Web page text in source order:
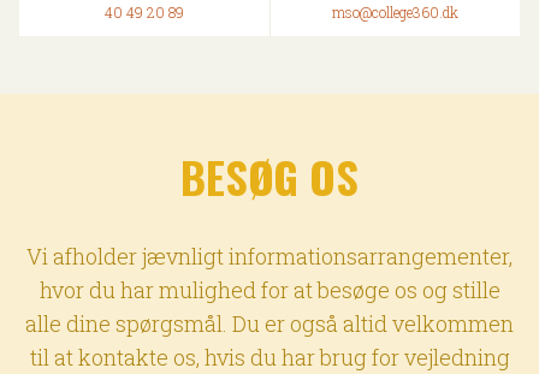
40 49 20 89 mso@college360.dk
BESØG OS
Vi afholder jævnligt informationsarrangementer,
hvor du har mulighed for at besøge os og stille
alle dine spørgsmål. Du er også altid velkommen
til at kontakte os, hvis du har brug for vejledning